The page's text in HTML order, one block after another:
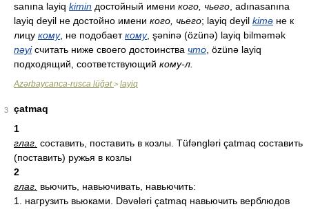
sanına layiq kimin достойный имени кого, чьего , adınasanına
layiq deyil не достойно имени кого, чьего; layiq deyil kimə не к
лицу кому, не подобаеткому, şəninə (özünə) layiq bilməmək
nəyiсчитать ниже своего достоинства что , özünə layiq
подходящий, соответствующий кому-л.
Azərbaycanca-rusca lüğət> layiq
3
çatmaq
1
глаг. составить, поставить в козлы. Tüfəngləri çatmaq составить
(поставить) ружья в козлы
2
глаг. вьючить, навьючивать, навьючить:
1. нагрузить вьюками. Dəvələri çatmaq навьючить верблюдов